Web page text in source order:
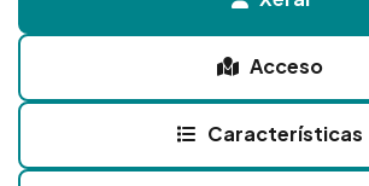
Acceso
Características